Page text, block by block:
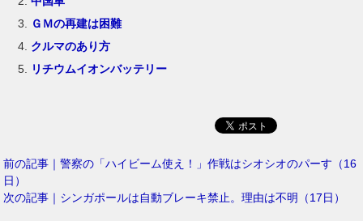
ＧＭの再建は困難
クルマのあり方
リチウムイオンバッテリー
前の記事｜警察の「ハイビーム使え！」作戦はシオシオのパーす（16
日）
次の記事｜シンガポールは自動ブレーキ禁止。理由は不明（17日）